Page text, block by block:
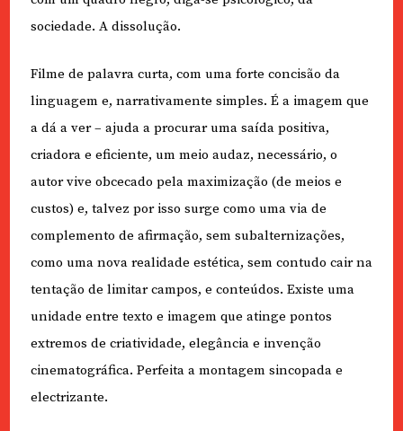
sociedade. A dissolução.
Filme de palavra curta, com uma forte concisão da
linguagem e, narrativamente simples. É a imagem que
a dá a ver – ajuda a procurar uma saída positiva,
criadora e eficiente, um meio audaz, necessário, o
autor vive obcecado pela maximização (de meios e
custos) e, talvez por isso surge como uma via de
complemento de afirmação, sem subalternizações,
como uma nova realidade estética, sem contudo cair na
tentação de limitar campos, e conteúdos. Existe uma
unidade entre texto e imagem que atinge pontos
extremos de criatividade, elegância e invenção
cinematográfica. Perfeita a montagem sincopada e
electrizante.